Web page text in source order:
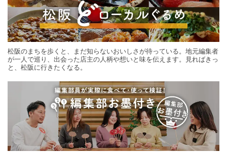
松阪のまちを歩くと、まだ知らないおいしさが待っている。地元編集者
が一人で巡り、出会った店主の人柄や想いと味を伝えます。見ればきっ
と、松阪に行きたくなる。